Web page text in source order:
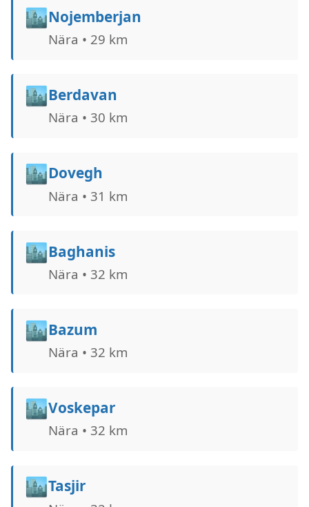
🏙️Nojemberjan
Nära • 29 km
🏙️Berdavan
Nära • 30 km
🏙️Dovegh
Nära • 31 km
🏙️Baghanis
Nära • 32 km
🏙️Bazum
Nära • 32 km
🏙️Voskepar
Nära • 32 km
🏙️Tasjir